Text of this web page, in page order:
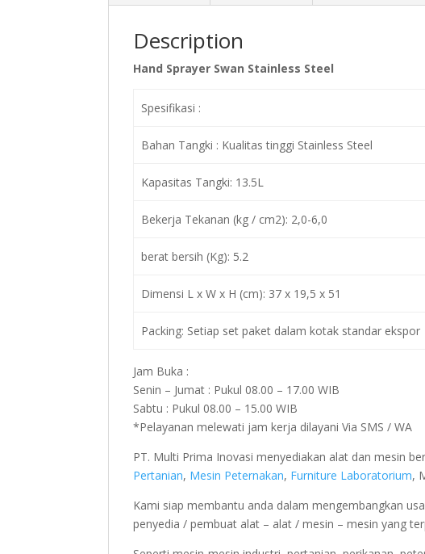
Description
Hand Sprayer Swan Stainless Steel
Spesifikasi :
Bahan Tangki : Kualitas tinggi Stainless Steel
Kapasitas Tangki: 13.5L
Bekerja Tekanan (kg / cm2): 2,0-6,0
berat bersih (Kg): 5.2
Dimensi L x W x H (cm): 37 x 19,5 x 51
Packing: Setiap set paket dalam kotak standar ekspor
Jam Buka :
Senin – Jumat : Pukul 08.00 – 17.00 WIB
Sabtu : Pukul 08.00 – 15.00 WIB
*Pelayanan melewati jam kerja dilayani Via SMS / WA
PT. Multi Prima Inovasi menyediakan alat dan mesin
Pertanian, Mesin Peternakan, Furniture Laboratorium,
Kami siap membantu anda dalam mengembangkan
penyedia / pembuat alat – alat / mesin – mesin yang